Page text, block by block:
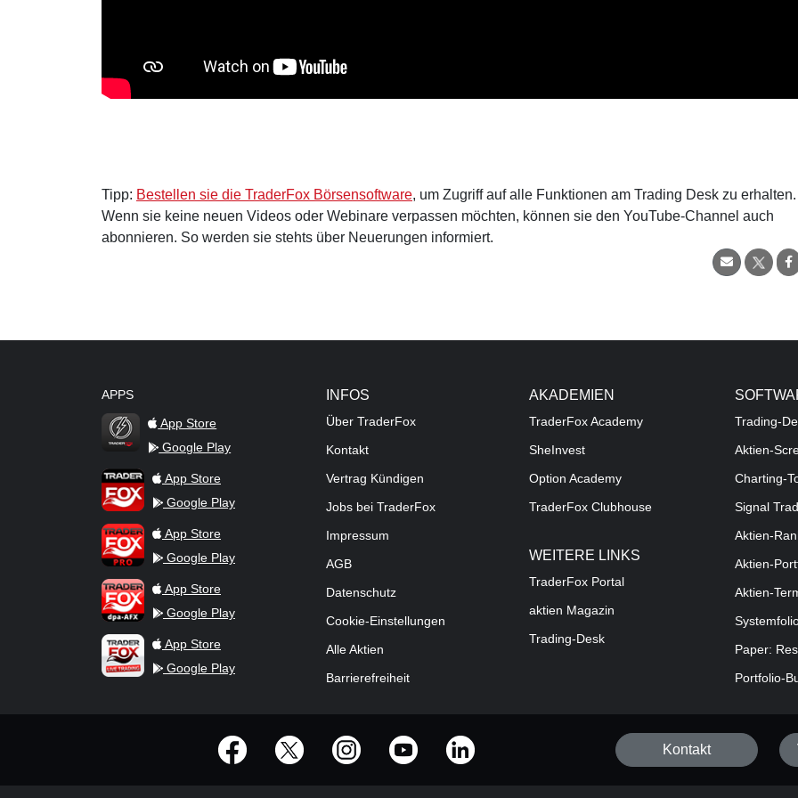
Tipp: Bestellen sie die TraderFox Börsensoftware, um Zugriff auf alle Funktionen am Trading Desk zu erhalten.
Wenn sie keine neuen Videos oder Webinare verpassen möchten, können sie den YouTube-Channel auch
abonnieren. So werden sie stehts über Neuerungen informiert.
APPS
TraderFox Flash
App Store
Google Play
TraderFox AppApp Store
Google Play
TraderFox ProApp Store
Google Play
TraderFox dpa-AFX ProFeed
App Store
Google Play
TraderFox Live Trading
App Store
Google Play
INFOS
Über TraderFox
Kontakt
Vertrag Kündigen
Jobs bei TraderFox
Impressum
AGB
Datenschutz
Cookie-Einstellungen
Alle Aktien
Barrierefreiheit
AKADEMIEN
TraderFox Academy
SheInvest
Option Academy
TraderFox Clubhouse
WEITERE LINKS
TraderFox Portal
aktien Magazin
Trading-Desk
Trading-
Aktien-
Charting-
Signal
Aktien-
Aktien-
Aktien-
Paper:
Portfolio-
offizielle Social Media-Accounts
Kontakt